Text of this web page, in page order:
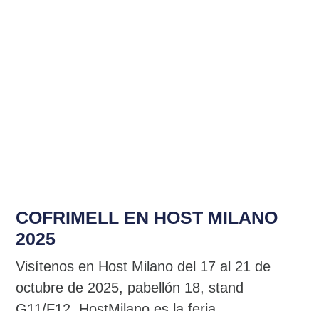
COFRIMELL EN HOST MILANO
2025
Visítenos en Host Milano del 17 al 21 de
octubre de 2025, pabellón 18, stand